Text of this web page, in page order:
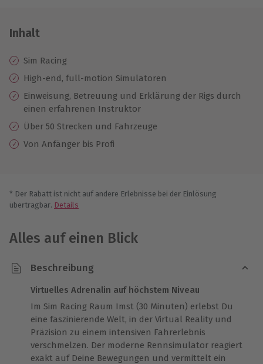
Inhalt
Sim Racing
High-end, full-motion Simulatoren
Einweisung, Betreuung und Erklärung der Rigs durch
einen erfahrenen Instruktor
Über 50 Strecken und Fahrzeuge
Von Anfänger bis Profi
* Der Rabatt ist nicht auf andere Erlebnisse bei der Einlösung
übertragbar. Details
Alles auf einen Blick
Beschreibung
Virtuelles Adrenalin auf höchstem Niveau
Im Sim Racing Raum Imst (30 Minuten) erlebst Du
eine faszinierende Welt, in der Virtual Reality und
Präzision zu einem intensiven Fahrerlebnis
verschmelzen. Der moderne Rennsimulator reagiert
exakt auf Deine Bewegungen und vermittelt ein